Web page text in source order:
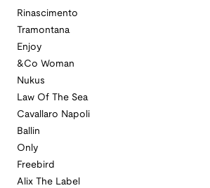
Rinascimento
Tramontana
Enjoy
&Co Woman
Nukus
Law Of The Sea
Cavallaro Napoli
Ballin
Only
Freebird
Alix The Label